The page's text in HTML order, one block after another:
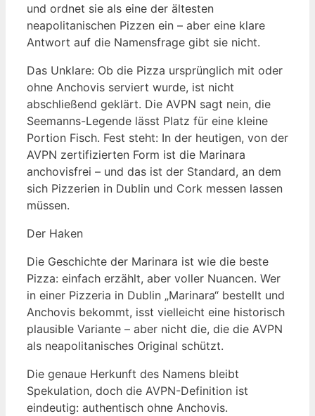
und ordnet sie als eine der ältesten
neapolitanischen Pizzen ein – aber eine klare
Antwort auf die Namensfrage gibt sie nicht.
Das Unklare: Ob die Pizza ursprünglich mit oder
ohne Anchovis serviert wurde, ist nicht
abschließend geklärt. Die AVPN sagt nein, die
Seemanns-Legende lässt Platz für eine kleine
Portion Fisch. Fest steht: In der heutigen, von der
AVPN zertifizierten Form ist die Marinara
anchovisfrei – und das ist der Standard, an dem
sich Pizzerien in Dublin und Cork messen lassen
müssen.
Der Haken
Die Geschichte der Marinara ist wie die beste
Pizza: einfach erzählt, aber voller Nuancen. Wer
in einer Pizzeria in Dublin „Marinara“ bestellt und
Anchovis bekommt, isst vielleicht eine historisch
plausible Variante – aber nicht die, die die AVPN
als neapolitanisches Original schützt.
Die genaue Herkunft des Namens bleibt
Spekulation, doch die AVPN-Definition ist
eindeutig: authentisch ohne Anchovis.